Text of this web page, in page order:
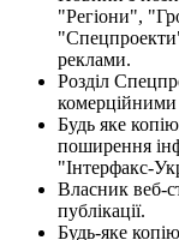
"Регіони",
реклами.
Розділ
Будь яке
поширення
"Інтерфакс-
Власник веб-
публікації.
Будь-яке